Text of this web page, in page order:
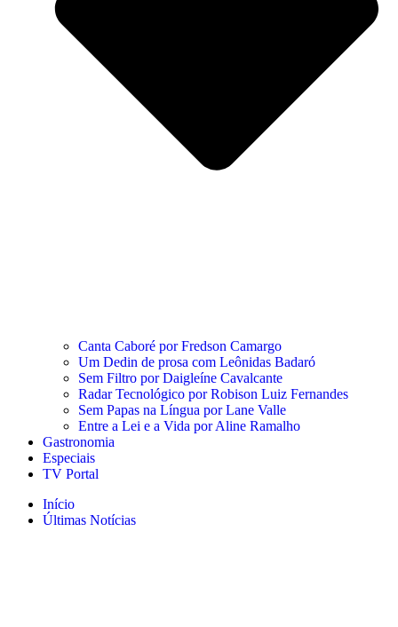
Canta Caboré por Fredson Camargo
Um Dedin de prosa com Leônidas Badaró
Sem Filtro por Daigleíne Cavalcante
Radar Tecnológico por Robison Luiz Fernandes
Sem Papas na Língua por Lane Valle
Entre a Lei e a Vida por Aline Ramalho
Gastronomia
Especiais
TV Portal
Início
Últimas Notícias